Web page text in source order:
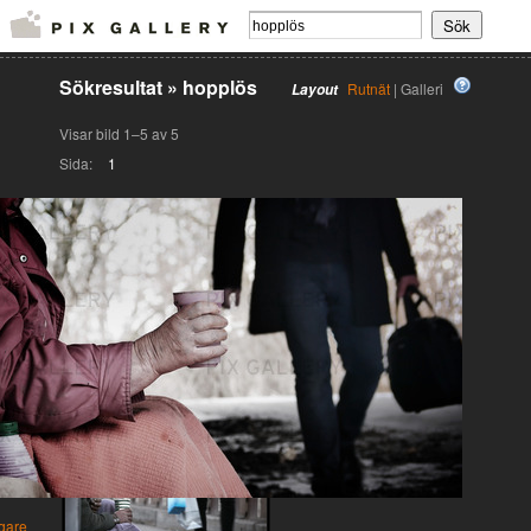
Layout Rutnät | Galleri
Sökresultat » hopplös
Visar bild 1–5 av 5
Sida:
1